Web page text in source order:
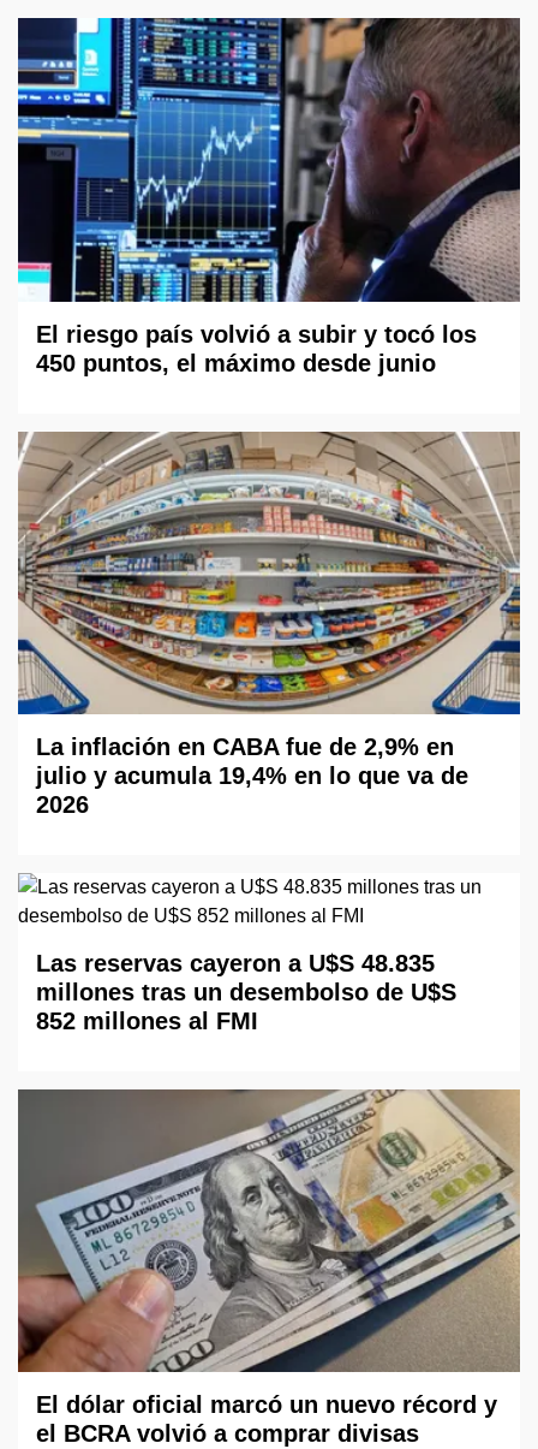
El riesgo país volvió a subir y tocó los
450 puntos, el máximo desde junio
La inflación en CABA fue de 2,9% en
julio y acumula 19,4% en lo que va de
2026
Las reservas cayeron a U$S 48.835
millones tras un desembolso de U$S
852 millones al FMI
El dólar oficial marcó un nuevo récord y
el BCRA volvió a comprar divisas